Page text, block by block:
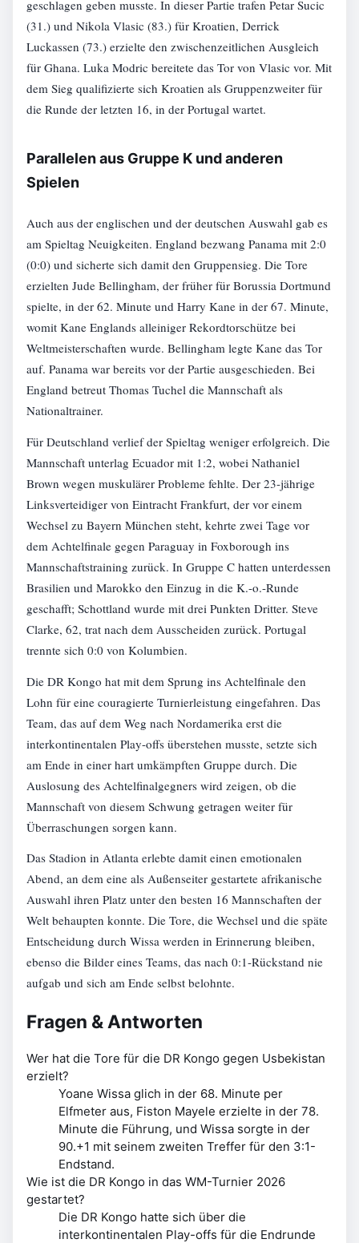
geschlagen geben musste. In dieser Partie trafen Petar Sucic
(31.) und Nikola Vlasic (83.) für Kroatien, Derrick
Luckassen (73.) erzielte den zwischenzeitlichen Ausgleich
für Ghana. Luka Modric bereitete das Tor von Vlasic vor. Mit
dem Sieg qualifizierte sich Kroatien als Gruppenzweiter für
die Runde der letzten 16, in der Portugal wartet.
Parallelen aus Gruppe K und anderen
Spielen
Auch aus der englischen und der deutschen Auswahl gab es
am Spieltag Neuigkeiten. England bezwang Panama mit 2:0
(0:0) und sicherte sich damit den Gruppensieg. Die Tore
erzielten Jude Bellingham, der früher für Borussia Dortmund
spielte, in der 62. Minute und Harry Kane in der 67. Minute,
womit Kane Englands alleiniger Rekordtorschütze bei
Weltmeisterschaften wurde. Bellingham legte Kane das Tor
auf. Panama war bereits vor der Partie ausgeschieden. Bei
England betreut Thomas Tuchel die Mannschaft als
Nationaltrainer.
Für Deutschland verlief der Spieltag weniger erfolgreich. Die
Mannschaft unterlag Ecuador mit 1:2, wobei Nathaniel
Brown wegen muskulärer Probleme fehlte. Der 23-jährige
Linksverteidiger von Eintracht Frankfurt, der vor einem
Wechsel zu Bayern München steht, kehrte zwei Tage vor
dem Achtelfinale gegen Paraguay in Foxborough ins
Mannschaftstraining zurück. In Gruppe C hatten unterdessen
Brasilien und Marokko den Einzug in die K.-o.-Runde
geschafft; Schottland wurde mit drei Punkten Dritter. Steve
Clarke, 62, trat nach dem Ausscheiden zurück. Portugal
trennte sich 0:0 von Kolumbien.
Die DR Kongo hat mit dem Sprung ins Achtelfinale den
Lohn für eine couragierte Turnierleistung eingefahren. Das
Team, das auf dem Weg nach Nordamerika erst die
interkontinentalen Play-offs überstehen musste, setzte sich
am Ende in einer hart umkämpften Gruppe durch. Die
Auslosung des Achtelfinalgegners wird zeigen, ob die
Mannschaft von diesem Schwung getragen weiter für
Überraschungen sorgen kann.
Das Stadion in Atlanta erlebte damit einen emotionalen
Abend, an dem eine als Außenseiter gestartete afrikanische
Auswahl ihren Platz unter den besten 16 Mannschaften der
Welt behaupten konnte. Die Tore, die Wechsel und die späte
Entscheidung durch Wissa werden in Erinnerung bleiben,
ebenso die Bilder eines Teams, das nach 0:1-Rückstand nie
aufgab und sich am Ende selbst belohnte.
Fragen & Antworten
Wer hat die Tore für die DR Kongo gegen Usbekistan
erzielt?
Yoane Wissa glich in der 68. Minute per
Elfmeter aus, Fiston Mayele erzielte in der 78.
Minute die Führung, und Wissa sorgte in der
90.+1 mit seinem zweiten Treffer für den 3:1-
Endstand.
Wie ist die DR Kongo in das WM-Turnier 2026
gestartet?
Die DR Kongo hatte sich über die
interkontinentalen Play-offs für die Endrunde